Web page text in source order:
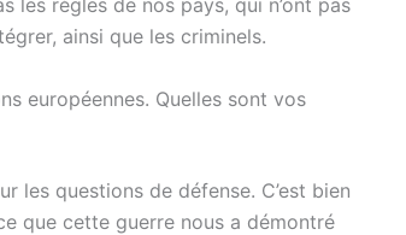
les règles de nos pays, qui n’ont pas
ainsi que les criminels.
européennes. Quelles sont vos
les questions de défense. C’est bien
que cette guerre nous a démontré